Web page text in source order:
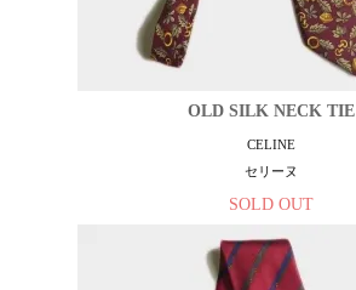
OLD SILK NECK TIE
CELINE
セリーヌ
SOLD OUT